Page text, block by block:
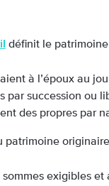
définit le
à l’époux au
par succession ou
des propres par
patrimoine
sommes exigibles